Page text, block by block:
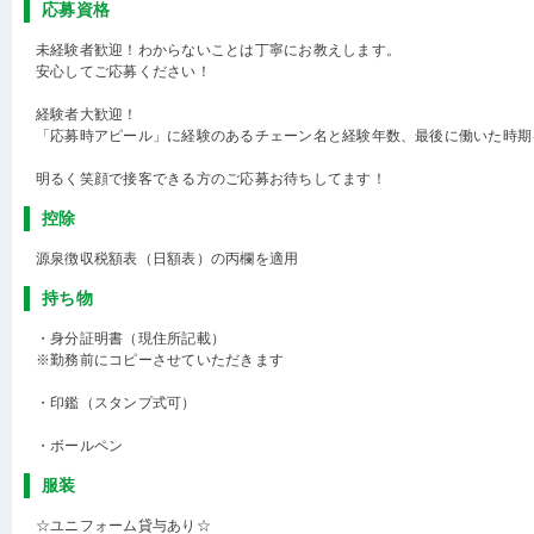
応募資格
未経験者歓迎！わからないことは丁寧にお教えします。
安心してご応募ください！
経験者大歓迎！
「応募時アピール」に経験のあるチェーン名と経験年数、最後に働いた時
明るく笑顔で接客できる方のご応募お待ちしてます！
控除
源泉徴収税額表（日額表）の丙欄を適用
持ち物
・身分証明書（現住所記載）
※勤務前にコピーさせていただきます
・印鑑（スタンプ式可）
・ボールペン
服装
☆ユニフォーム貸与あり☆